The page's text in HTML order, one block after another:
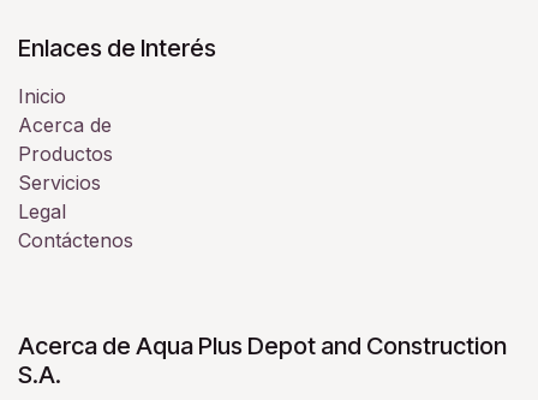
Enlaces de Interés
Inicio
Acerca de
Productos
Servicios
Legal
Contáctenos
Acerca de Aqua Plus Depot and Construction
S.A.